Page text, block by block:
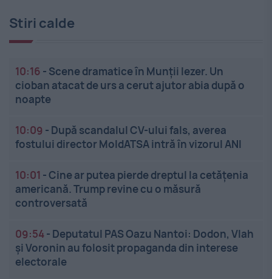
Stiri calde
10:16 - Scene dramatice în Munții Iezer. Un
cioban atacat de urs a cerut ajutor abia după o
noapte
10:09 - După scandalul CV-ului fals, averea
fostului director MoldATSA intră în vizorul ANI
10:01 -Cine ar putea pierde dreptul la cetățenia
americană. Trump revine cu o măsură
controversată
09:54- Deputatul PAS Oazu Nantoi: Dodon, Vlah
și Voronin au folosit propaganda din interese
electorale